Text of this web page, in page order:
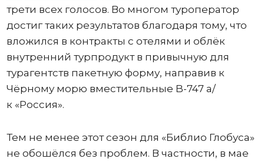
трети всех голосов. Во многом туроператор
достиг таких результатов благодаря тому, что
вложился в контракты с отелями и облёк
внутренний турпродукт в привычную для
турагентств пакетную форму, направив к
Чёрному морю вместительные B-747 а/
к «Россия».
Тем не менее этот сезон для «Библио Глобуса»
не обошёлся без проблем. В частности, в мае